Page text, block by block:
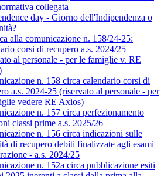
collegata
day - Giorno dell'Indipendenza o
alla comunicazione n. 158/24-25:
corsi di recupero a.s. 2024/25
al personale - per le famiglie v. RE
n. 158 circa calendario corsi di
a.s. 2024-25 (riservato al personale - per
vedere RE Axios)
n. 157 circa perfezionamento
classi prime a.s. 2025/26
n. 156 circa indicazioni sulle
di recupero debiti finalizzate agli esami
- a.s. 2024/25
n. 152a circa pubblicazione esiti